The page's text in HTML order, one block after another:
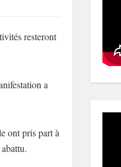
resteront
a
ont pris part à